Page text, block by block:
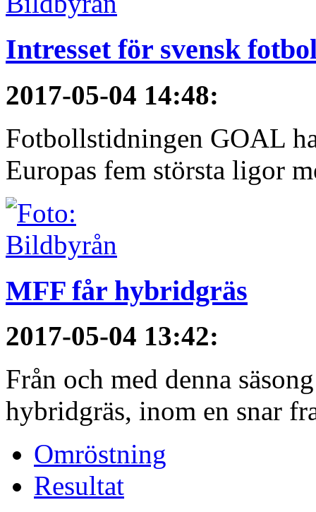
Intresset för svensk
2017-05-04 14:48:
Fotbollstidningen GOAL
Europas fem största ligor
MFF får hybridgräs
2017-05-04 13:42:
Från och med denna
hybridgräs, inom en snar
Omröstning
Resultat